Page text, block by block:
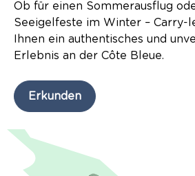
Ob für einen Sommerausflug
Seeigelfeste im Winter – Carry-
Ihnen ein authentisches und
Erlebnis an der Côte Bleue.
Erkunden